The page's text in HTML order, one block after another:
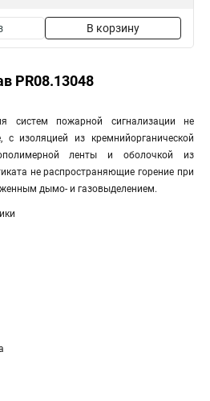
В корзину
PR08.13048
систем пожарной сигнализации не
с изоляцией из кремнийорганической
ленты и оболочкой из
не распространяющие горение при
дымо- и газовыделением.